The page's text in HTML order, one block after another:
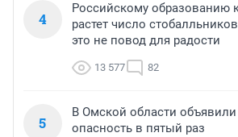
4
Российскому образованию
растет число
это не повод для радости
13 577 82
5
В Омской области
опасность в пятый раз